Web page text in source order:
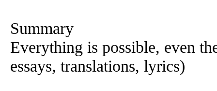
Summary
Everything is possible, even
essays, translations, lyrics)